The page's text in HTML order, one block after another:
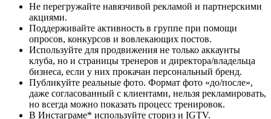
Не перегружайте навязчивой рекламой и партнерскими
акциями.
Поддерживайте активность в группе при помощи
опросов, конкурсов и вовлекающих постов.
Используйте для продвижения не только аккаунты
клуба, но и страницы тренеров и директора/владельца
бизнеса, если у них прокачан персональный бренд.
Публикуйте реальные фото. Формат фото «до/после»,
даже согласованный с клиентами, нельзя рекламировать,
но всегда можно показать процесс тренировок.
В Инстаграме* используйте сториз и IGTV.